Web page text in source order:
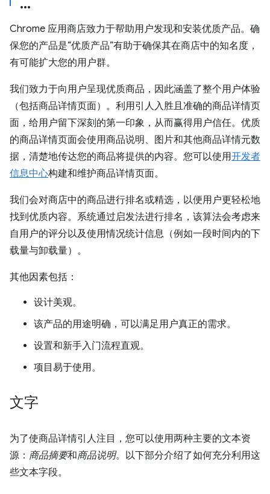
Chrome 应用商店致力于帮助用户发现和安装优质产品。确
保您的产品是“优质产品”有助于确保其在商店中的知名度，
有可能扩大您的用户群。
我们致力于向用户呈现优质商品，因此涵盖了整个用户体验
（包括商品详情页面）。利用引人入胜且准确的商品详情页
面，给用户留下深刻的第一印象，从而赢得用户信任。优质
的商品详情页面会使用商品说明、图片和其他商品详情元数
据，清楚地传达您的商品将提供的内容。您可以使用开发者
信息中心构建和维护商品详情页面。
我们会对商店中的商品进行排名或精选，以便用户更轻松地
找到优质内容。系统通过启发法进行排名，该算法会考虑来
自用户的评分以及使用情况统计信息（例如一段时间内的下
载量与卸载量）。
其他因素包括：
设计美观。
该产品的用途明确，可以满足用户真正的需求。
设置和新手入门流程直观。
项目易于使用。
文字
为了使商品详情引人注目，您可以使用两种主要的文本资
源： 商品摘要和商品说明。以下部分介绍了如何充分利用这
些文本字段。